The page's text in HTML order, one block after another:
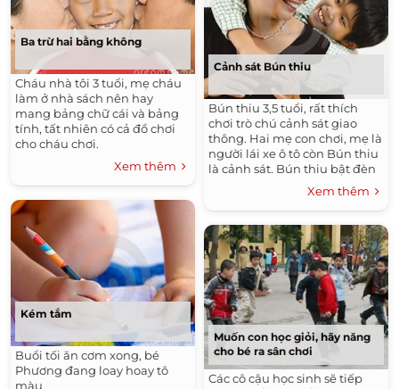
Ba trừ hai bằng không
Cháu nhà tôi 3 tuổi, mẹ cháu
làm ở nhà sách nên hay
mang bảng chữ cái và bảng
tính, tất nhiên có cả đồ chơi
cho cháu chơi.
Xem thêm
Kém tắm
Buổi tối ăn cơm xong, bé
Phương đang loay hoay tô
màu
Cảnh sát Bún thiu
Bún thiu 3,5 tuổi, rất thích
chơi trò chú cảnh sát giao
thông. Hai mẹ con chơi, mẹ là
người lái xe ô tô còn Bún thiu
là cảnh sát. Bún thiu bật đèn
đỏ nhưng mẹ vẫn vượt, Bún
Xem thêm
Muốn con học giỏi, hãy năng
cho bé ra sân chơi
Các cô cậu học sinh sẽ tiếp